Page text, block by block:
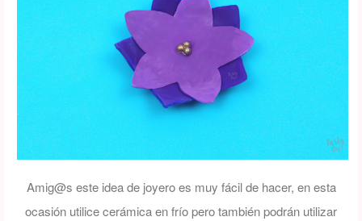
Amig@s este idea de joyero es muy fácil de hacer, en esta
ocasión utilice cerámica en frío pero también podrán utilizar